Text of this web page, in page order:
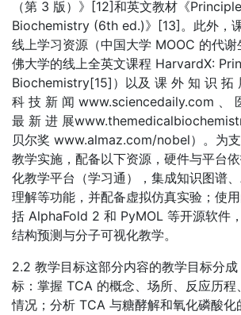
（第 3 版）》[12]和英文教材《
Biochemistry (6th ed.)》[13]。此外，
线上学习资源（中国大学 MOOC 的代
佛大学的线上全英文课程 HarvardX:
Biochemistry[15]）以及 课 外 知 识 拓
科 技 新 闻 www.sciencedaily.com 、
最 新 进 展
贝尔奖 www.almaz.com/nobel）。为
教学实施，配备以下资源，硬件与平台
化教学平台（学习通），集成知识图谱
理解等功能，并配备虚拟仿真实验；使
括 AlphaFold 2 和 PyMOL 等开源软件
结构预测与分子可视化教学。
2.2 教学目标这部分内容的教学目标分
标：掌握 TCA 的概念、场所、反应历程
情况；分析 TCA 与糖酵解和氧化磷酸化